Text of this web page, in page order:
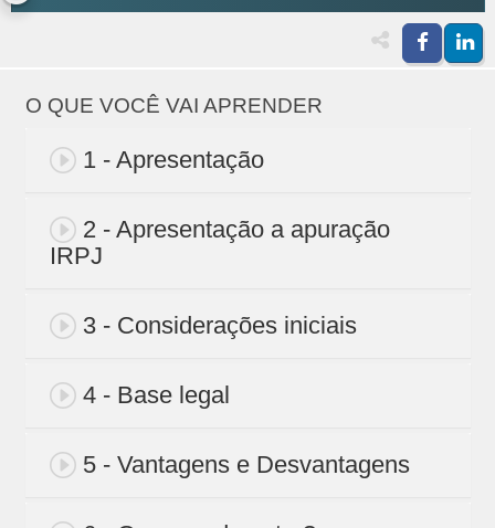
O QUE VOCÊ VAI APRENDER
1 - Apresentação
2 - Apresentação a apuração
IRPJ
3 - Considerações iniciais
4 - Base legal
5 - Vantagens e Desvantagens